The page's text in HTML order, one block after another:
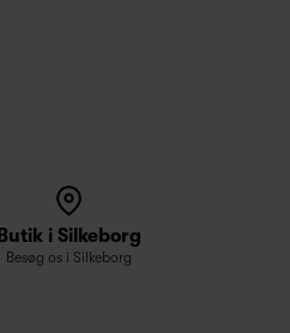
Butik i Silkeborg
Besøg os i Silkeborg